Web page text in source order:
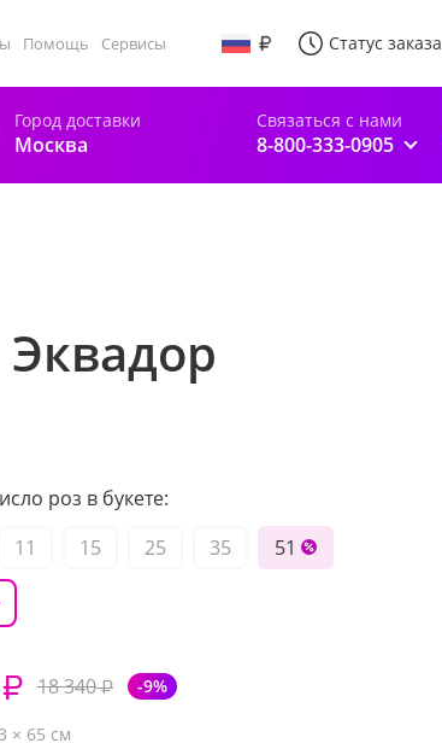
Помощь Сервисы Статус заказа
Город доставки
Москва
Связаться с нами
8-800-333-0905
роз в букете:
11 15 25 35 51
₽ 18 340₽ -9%
× 65 см